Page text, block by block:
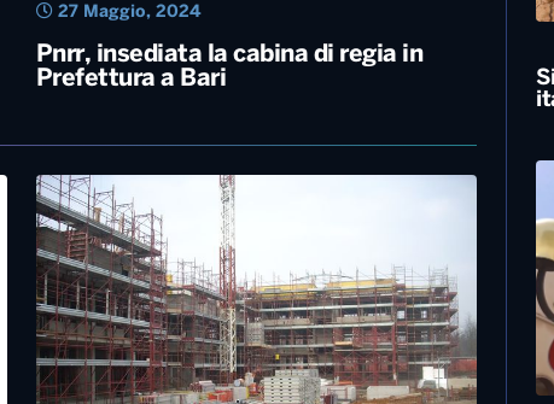
Pnrr, insediata la cabina di regia in
27 Maggio, 2024